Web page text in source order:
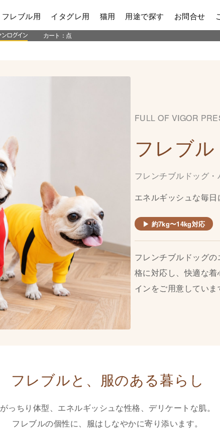
フレブル用 イタグレ用 猫用 用途で探す お問合せ
カート： 点
FULL OF VIGOR
フレブル
フレンチブルドッグ・
エネルギッシュな毎
▶ 約7kg〜14kg対応
フレンチブルドッグ
格に対応し、快適な
インをご用意していま
フレブルと、服のある暮らし
がっちり体型、エネルギッシュな性格、デリケートな肌。
フレブルの個性に、服はしなやかに寄り添います。